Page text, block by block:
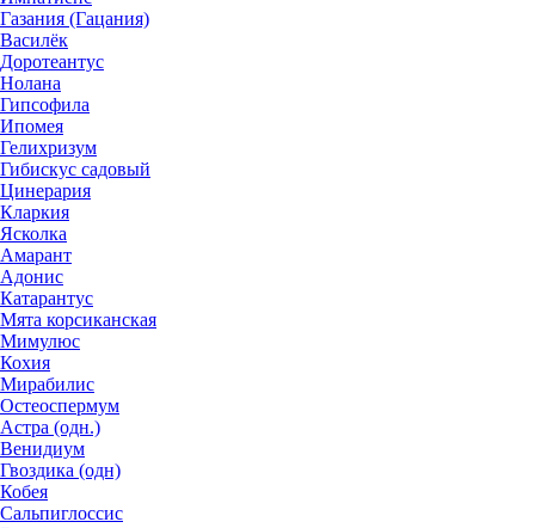
Газания (Гацания)
Василёк
Доротеантус
Нолана
Гипсофила
Ипомея
Гелихризум
Гибискус садовый
Цинерария
Кларкия
Ясколка
Амарант
Адонис
Катарантус
Мята корсиканская
Мимулюс
Кохия
Мирабилис
Остеоспермум
Астра (одн.)
Венидиум
Гвоздика (одн)
Кобея
Сальпиглоссис